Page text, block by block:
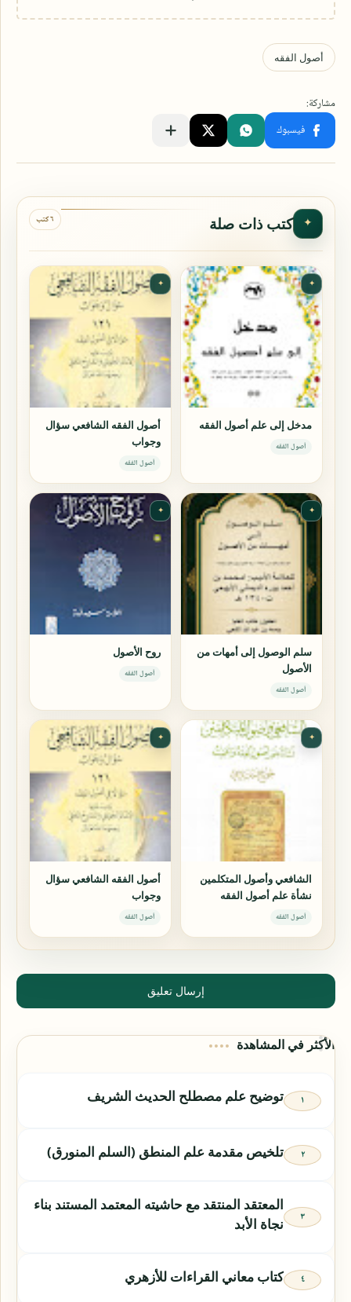
✦ كتب ذات صلة ٦ كتب
✦
مدخل إلى علم أصول الفقه
أصول الفقه
✦
أصول الفقه الشافعي سؤال
وجواب
أصول الفقه
✦
سلم الوصول إلى أمهات من
الأصول
أصول الفقه
✦
روح الأصول
أصول الفقه
✦
الشافعي وأصول المتكلمين
نشأة علم أصول الفقه
وأهميته
أصول الفقه
✦
أصول الفقه الشافعي سؤال
وجواب
أصول الفقه
إرسال تعليق
الأكثر في المشاهدة
توضيح علم مصطلح الحديث الشريف
تلخيص مقدمة علم المنطق (السلم المنورق)
المعتقد المنتقد مع حاشيته المعتمد المستند بناء
نجاة الأبد
كتاب معاني القراءات للأزهري